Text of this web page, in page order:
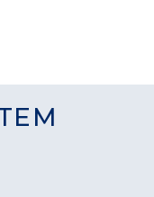
シートマスク・